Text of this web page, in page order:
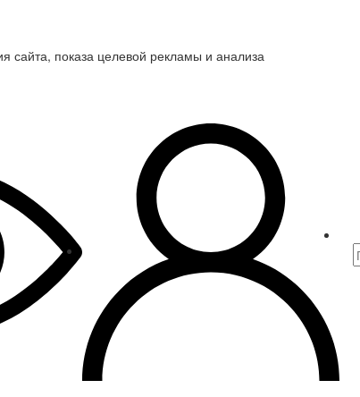
сайта, показа целевой рекламы и анализа